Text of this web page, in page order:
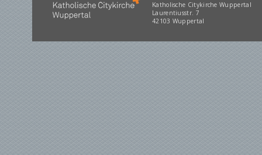
Katholische Citykirche Wuppertal
Laurentiusstr. 7
42103 Wuppertal